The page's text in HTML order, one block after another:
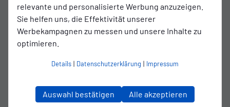
relevante und personalisierte Werbung anzuzeigen.
Sie helfen uns, die Effektivität unserer
Werbekampagnen zu messen und unsere Inhalte zu
optimieren.
Details | Datenschutzerklärung | Impressum
Auswahl bestätigen Alle akzeptieren
sagt Stepantsev, der im Sommer von Hannover 96 II nach
Ostfriesland gewechselt war. „Du kommst da nur raus,
indem du die Situation bewusst annimmst, weiter Gas gibst
und an deine Stärken glaubst.“
Genau das tat er - und wurde am vergangenen Samstag
Startelf-Debüt im Kickers-Trikot - und gehörte beim ersten
Emder Saisonsieg zu den besten Spielern auf dem Rasen.